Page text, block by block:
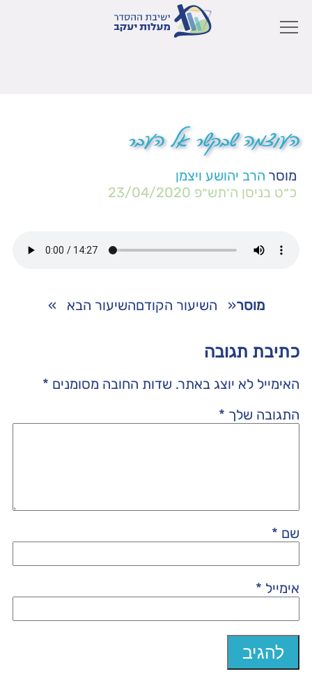
העוצמה שבקשר אל העבר
מוסר הרב יהושע ויצמן
כ״ט בניסן ה׳תש״פ 23/04/2020
מוסר« השיעור הקודםהשיעור הבא »
כתיבת תגובה
האימייל לא יוצג באתר. שדות החובה מסומנים *
התגובה שלך *
שם *
אימייל *